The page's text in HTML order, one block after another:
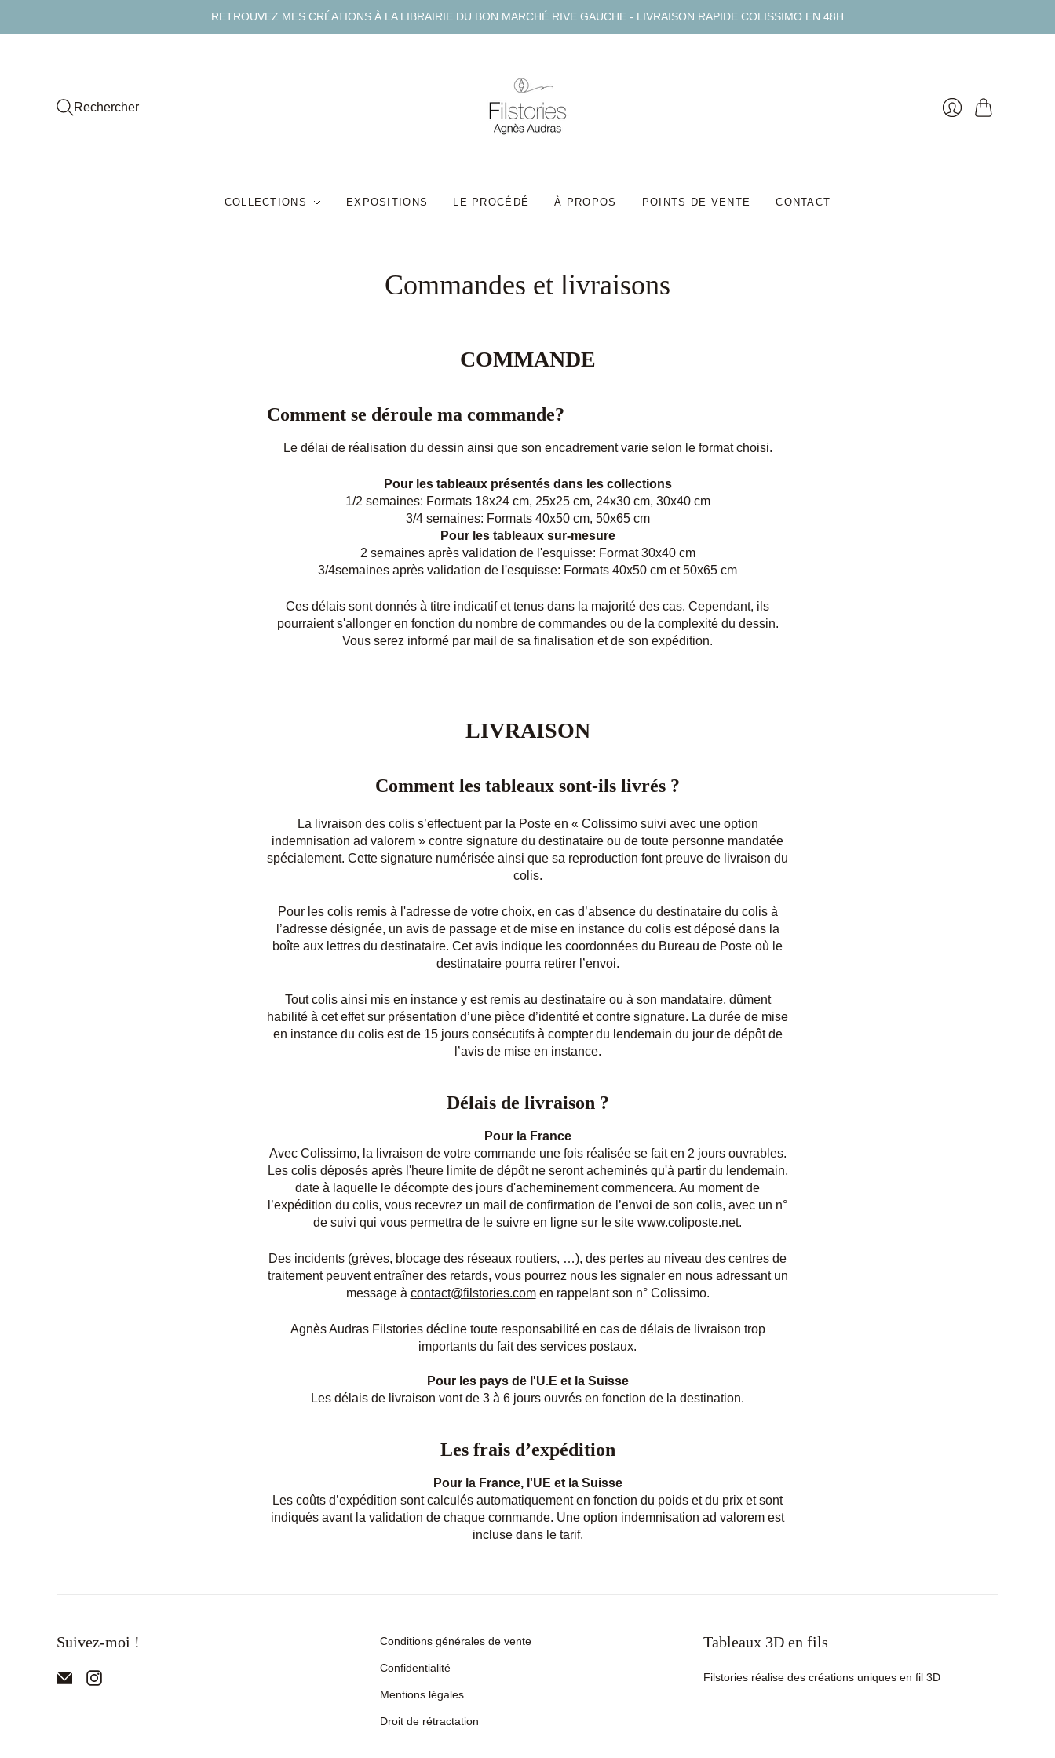
RETROUVEZ MES CRÉATIONS À LA LIBRAIRIE DU BON MARCHÉ RIVE GAUCHE - LIVRAISON RAPIDE COLISSIMO EN 48H
Rechercher
COLLECTIONS EXPOSITIONS LE PROCÉDÉ À PROPOS POINTS DE VENTE CONTACT
Commandes et livraisons
COMMANDE
Comment se déroule ma commande?
Le délai de réalisation du dessin ainsi que son encadrement varie selon le format choisi.
Pour les tableaux présentés dans les collections
1/2 semaines: Formats 18x24 cm, 25x25 cm, 24x30 cm, 30x40 cm
3/4 semaines: Formats 40x50 cm, 50x65 cm
Pour les tableaux sur-mesure
2 semaines après validation de l'esquisse: Format 30x40 cm
3/4semaines après validation de l'esquisse: Formats 40x50 cm et 50x65 cm
Ces délais sont donnés à titre indicatif et tenus dans la majorité des cas. Cependant, ils
pourraient s'allonger en fonction du nombre de commandes ou de la complexité du dessin.
Vous serez informé par mail de sa finalisation et de son expédition.
LIVRAISON
Comment les tableaux sont-ils livrés ?
La livraison des colis s’effectuent par la Poste en « Colissimo suivi avec une option
indemnisation ad valorem » contre signature du destinataire ou de toute personne mandatée
spécialement. Cette signature numérisée ainsi que sa reproduction font preuve de livraison du
colis.
Pour les colis remis à l'adresse de votre choix, en cas d’absence du destinataire du colis à
l’adresse désignée, un avis de passage et de mise en instance du colis est déposé dans la
boîte aux lettres du destinataire. Cet avis indique les coordonnées du Bureau de Poste où le
destinataire pourra retirer l’envoi.
Tout colis ainsi mis en instance y est remis au destinataire ou à son mandataire, dûment
habilité à cet effet sur présentation d’une pièce d’identité et contre signature. La durée de mise
en instance du colis est de 15 jours consécutifs à compter du lendemain du jour de dépôt de
l’avis de mise en instance.
Délais de livraison ?
Pour la France
Avec Colissimo, la livraison de votre commande une fois réalisée se fait en 2 jours ouvrables.
Les colis déposés après l'heure limite de dépôt ne seront acheminés qu'à partir du lendemain,
date à laquelle le décompte des jours d'acheminement commencera. Au moment de
l’expédition du colis, vous recevrez un mail de confirmation de l’envoi de son colis, avec un n°
de suivi qui vous permettra de le suivre en ligne sur le site www.coliposte.net.
Des incidents (grèves, blocage des réseaux routiers, …), des pertes au niveau des centres de
traitement peuvent entraîner des retards, vous pourrez nous les signaler en nous adressant un
message à contact@filstories.comen rappelant son n° Colissimo.
Agnès Audras Filstories décline toute responsabilité en cas de délais de livraison trop
importants du fait des services postaux.
Pour les pays de l'U.E et la Suisse
Les délais de livraison vont de 3 à 6 jours ouvrés en fonction de la destination.
Les frais d’expédition
Pour la France, l'UE et la Suisse
Les coûts d’expédition sont calculés automatiquement en fonction du poids et du prix et sont
indiqués avant la validation de chaque commande. Une option indemnisation ad valorem est
incluse dans le tarif.
Suivez-moi ! Conditions générales de vente
Confidentialité
Mentions légales
Droit de rétractation
Tableaux 3D en fils
Filstories réalise des créations uniques en fil 3D